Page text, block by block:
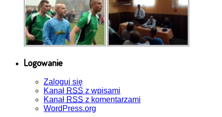
Logowanie
Zaloguj się
Kanał RSS z wpisami
Kanał RSS z komentarzami
WordPress.org